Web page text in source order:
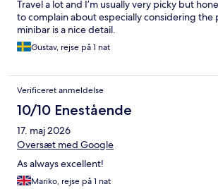
Travel a lot and I’m usually very picky but
to complain about especially considering the
minibar is a nice detail.
Gustav, rejse på 1 nat
Verificeret anmeldelse
10/10 Enestående
17. maj 2026
Oversæt med Google
As always excellent!
Mariko, rejse på 1 nat